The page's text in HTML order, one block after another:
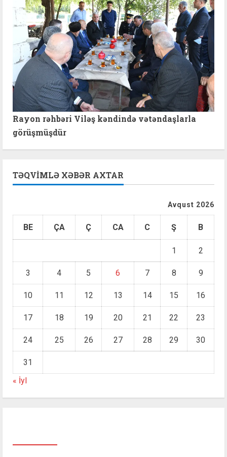
Rayon rəhbəri Viləş kəndində vətəndaşlarla
görüşmüşdür
TƏQVIMLƏ XƏBƏR AXTAR
Avqust 2026
BE ÇA Ç CA C Ş B
1 2
3 4 5 6 7 8 9
10 11 12 13 14 15 16
17 18 19 20 21 22 23
24 25 26 27 28 29 30
31
« İyl